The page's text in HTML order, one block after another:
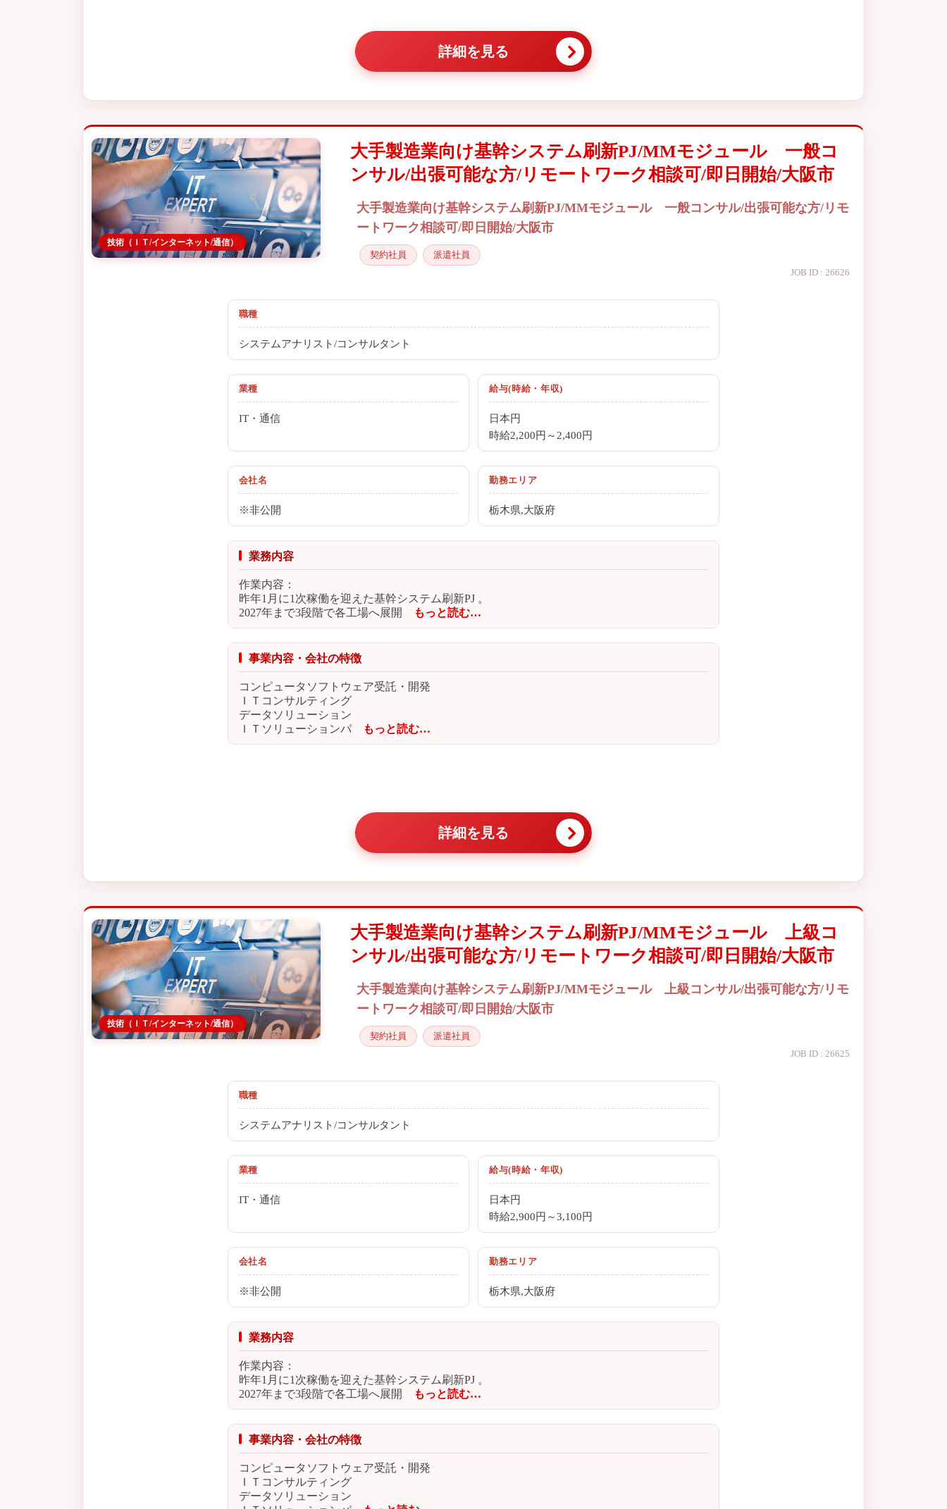
詳細を見る
技術（ＩＴ/インターネット/通信）
大手製造業向け基幹システム刷新PJ/MMモジュール 一般コ
ンサル/出張可能な方/リモートワーク相談可/即日開始/大阪市
大手製造業向け基幹システム刷新PJ/MMモジュール 一般コンサル/出張可能な方/リモ
ートワーク相談可/即日開始/大阪市
契約社員
派遣社員
JOB ID : 26626
職種
システムアナリスト/コンサルタント
業種
IT・通信
給与(時給・年収)
日本円
時給2,200円～2,400円
会社名
※非公開
勤務エリア
栃木県,大阪府
業務内容
作業内容：
昨年1月に1次稼働を迎えた基幹システム刷新PJ 。
2027年まで3段階で各工場へ展開 もっと読む…
事業内容・会社の特徴
コンピュータソフトウェア受託・開発
ＩＴコンサルティング
データソリューション
ＩＴソリューションパもっと読む…
詳細を見る
技術（ＩＴ/インターネット/通信）
大手製造業向け基幹システム刷新PJ/MMモジュール 上級コ
ンサル/出張可能な方/リモートワーク相談可/即日開始/大阪市
大手製造業向け基幹システム刷新PJ/MMモジュール 上級コンサル/出張可能な方/リモ
ートワーク相談可/即日開始/大阪市
契約社員
派遣社員
JOB ID : 26625
職種
システムアナリスト/コンサルタント
業種
IT・通信
給与(時給・年収)
日本円
時給2,900円～3,100円
会社名
※非公開
勤務エリア
栃木県,大阪府
業務内容
作業内容：
昨年1月に1次稼働を迎えた基幹システム刷新PJ 。
2027年まで3段階で各工場へ展開 もっと読む…
事業内容・会社の特徴
コンピュータソフトウェア受託・開発
ＩＴコンサルティング
データソリューション